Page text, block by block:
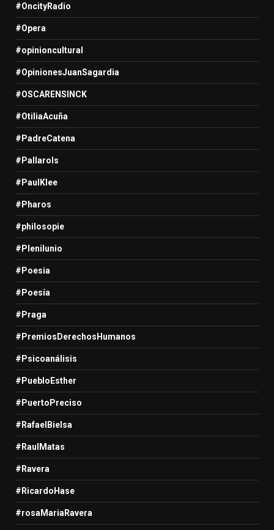
#OncityRadio
#Opera
#opinioncultural
#OpinionesJuanSagardia
#OSCARENSINCK
#OtiliaAcuña
#PadreCatena
#Pallarols
#PaulKlee
#Pharos
#philosopie
#Plenilunio
#Poesia
#Poesía
#Praga
#PremiosDerechosHumanos
#Psicoanálisis
#PuebloEsther
#PuertoPreciso
#RafaelBielsa
#RaulMatas
#Ravera
#RicardoHase
#rosaMariaRavera